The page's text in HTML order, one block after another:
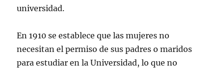
universidad.
En 1910 se establece que las mujeres no
necesitan el permiso de sus padres o maridos
para estudiar en la Universidad, lo que no